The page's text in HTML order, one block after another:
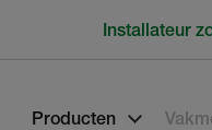
Producten
Installateur